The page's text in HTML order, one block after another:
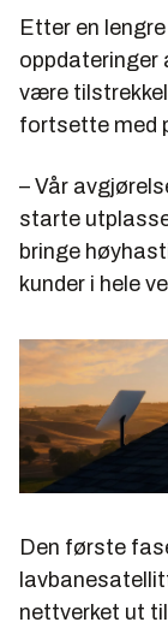
Etter en
oppdateringer
være
fortsette med
– Vår
starte
bringe
kunder i hele
Den første
nettverket ut